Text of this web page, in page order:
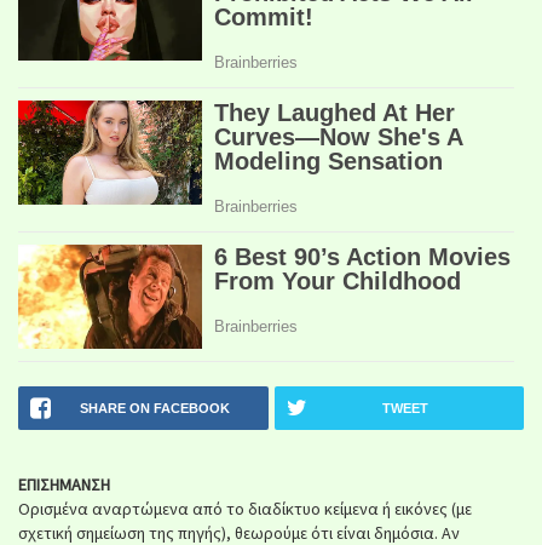
SHARE ON FACEBOOK TWEET
ΕΠΙΣΗΜΑΝΣΗ
Ορισμένα αναρτώμενα από το διαδίκτυο κείμενα ή εικόνες (με
σχετική σημείωση της πηγής), θεωρούμε ότι είναι δημόσια. Αν